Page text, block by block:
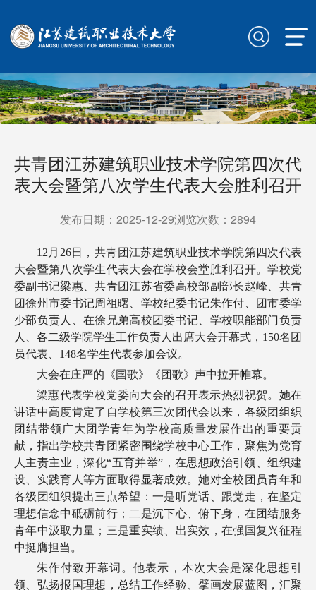
共青团江苏建筑职业技术学院第四次代
表大会暨第八次学生代表大会胜利召开
发布日期：2025-12-29浏览次数： 2894
12月26日，共青团江苏建筑职业技术学院第四次代表
大会暨第八次学生代表大会在学校会堂胜利召开。学校党
委副书记梁惠、共青团江苏省委高校部副部长赵峰、共青
团徐州市委书记周祖曙、学校纪委书记朱作付、团市委学
少部负责人、在徐兄弟高校团委书记、学校职能部门负责
人、各二级学院学生工作负责人出席大会开幕式，150名团
员代表、148名学生代表参加会议。
大会在庄严的《国歌》《团歌》声中拉开帷幕。
梁惠代表学校党委向大会的召开表示热烈祝贺。她在
讲话中高度肯定了自学校第三次团代会以来，各级团组织
团结带领广大团学青年为学校高质量发展作出的重要贡
献，指出学校共青团紧密围绕学校中心工作，聚焦为党育
人主责主业，深化“五育并举”，在思想政治引领、组织建
设、实践育人等方面取得显著成效。她对全校团员青年和
各级团组织提出三点希望：一是听党话、跟党走，在坚定
理想信念中砥砺前行；二是沉下心、俯下身，在团结服务
青年中汲取力量；三是重实绩、出实效，在强国复兴征程
中挺膺担当。
朱作付致开幕词。他表示，本次大会是深化思想引
领、弘扬报国理想，总结工作经验、擘画发展蓝图，汇聚